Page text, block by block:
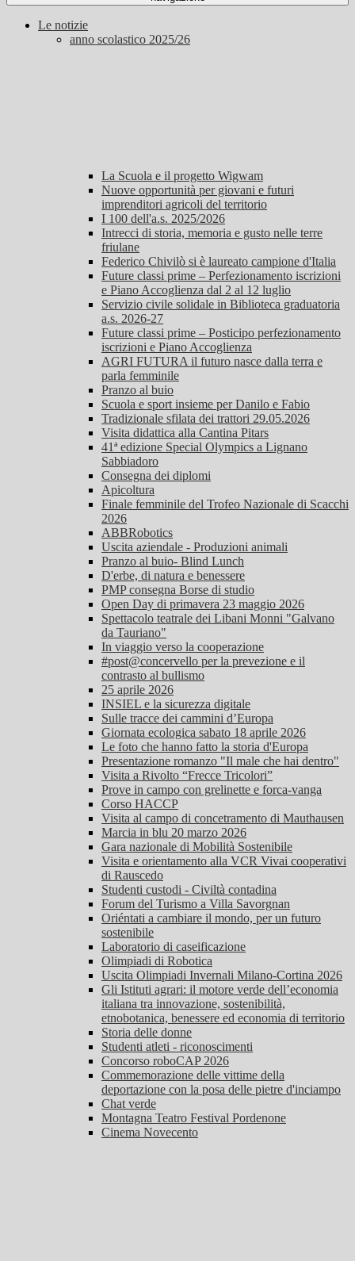
Le notizie
anno scolastico 2025/26
La Scuola e il progetto Wigwam
Nuove opportunità per giovani e futuri
imprenditori agricoli del territorio
I 100 dell'a.s. 2025/2026
Intrecci di storia, memoria e gusto nelle terre
friulane
Federico Chivilò si è laureato campione d'Italia
Future classi prime – Perfezionamento iscrizioni
e Piano Accoglienza dal 2 al 12 luglio
Servizio civile solidale in Biblioteca graduatoria
a.s. 2026-27
Future classi prime – Posticipo perfezionamento
iscrizioni e Piano Accoglienza
AGRI FUTURA il futuro nasce dalla terra e
parla femminile
Pranzo al buio
Scuola e sport insieme per Danilo e Fabio
Tradizionale sfilata dei trattori 29.05.2026
Visita didattica alla Cantina Pitars
41ª edizione Special Olympics a Lignano
Sabbiadoro
Consegna dei diplomi
Apicoltura
Finale femminile del Trofeo Nazionale di Scacchi
2026
ABBRobotics
Uscita aziendale - Produzioni animali
Pranzo al buio- Blind Lunch
D'erbe, di natura e benessere
PMP consegna Borse di studio
Open Day di primavera 23 maggio 2026
Spettacolo teatrale dei Libani Monni "Galvano
da Tauriano"
In viaggio verso la cooperazione
#post@concervello per la prevezione e il
contrasto al bullismo
25 aprile 2026
INSIEL e la sicurezza digitale
Sulle tracce dei cammini d’Europa
Giornata ecologica sabato 18 aprile 2026
Le foto che hanno fatto la storia d'Europa
Presentazione romanzo "Il male che hai dentro"
Visita a Rivolto “Frecce Tricolori”
Prove in campo con grelinette e forca-vanga
Corso HACCP
Visita al campo di concetramento di Mauthausen
Marcia in blu 20 marzo 2026
Gara nazionale di Mobilità Sostenibile
Visita e orientamento alla VCR Vivai cooperativi
di Rauscedo
Studenti custodi - Civiltà contadina
Forum del Turismo a Villa Savorgnan
Oriéntati a cambiare il mondo, per un futuro
sostenibile
Laboratorio di caseificazione
Olimpiadi di Robotica
Uscita Olimpiadi Invernali Milano-Cortina 2026
Gli Istituti agrari: il motore verde dell’economia
italiana tra innovazione, sostenibilità,
etnobotanica, benessere ed economia di territorio
Storia delle donne
Studenti atleti - riconoscimenti
Concorso roboCAP 2026
Commemorazione delle vittime della
deportazione con la posa delle pietre d'inciampo
Chat verde
Montagna Teatro Festival Pordenone
Cinema Novecento